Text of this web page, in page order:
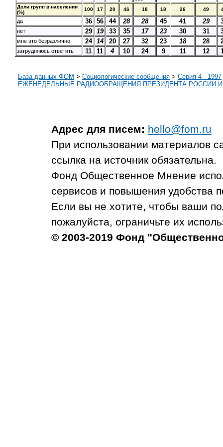
Доли групп в населении
(%)
100 17 20 46 18 18 26 49
да 36 56 44 28 28 45 41 29
нет 29 19 33 35 17 23 30 31
мне это безразлично 24 14 20 27 32 23 18 28
затрудняюсь ответить 11 11 4 10 24 9 11 12
База данных ФОМ > Социологические сообщения > Серия 4 - 1997
ЕЖЕНЕДЕЛЬНЫЕ РАДИООБРАЩЕНИЯ ПРЕЗИДЕНТА РОССИИ
Адрес для писем: hello@fom.ru
При использовании материалов
ссылка на источник обязательна.
Фонд Общественное Мнение
сервисов и повышения удобства
Если вы не хотите, чтобы ваши
пожалуйста, ограничьте их
© 2003-2019 Фонд